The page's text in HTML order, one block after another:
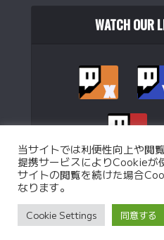
WATCH OUR
Privacy Policy Custom battle Policy
特定商取引法に基づく表記
当サイトでは利便性向上や閲
提携サービスによりCookieが
サイトの閲覧を続けた場合
なります。
Cookie Settings 同意する